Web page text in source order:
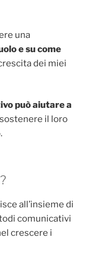
una
e su come
dei miei
può aiutare a
il loro
all’insieme di
comunicativi
crescere i